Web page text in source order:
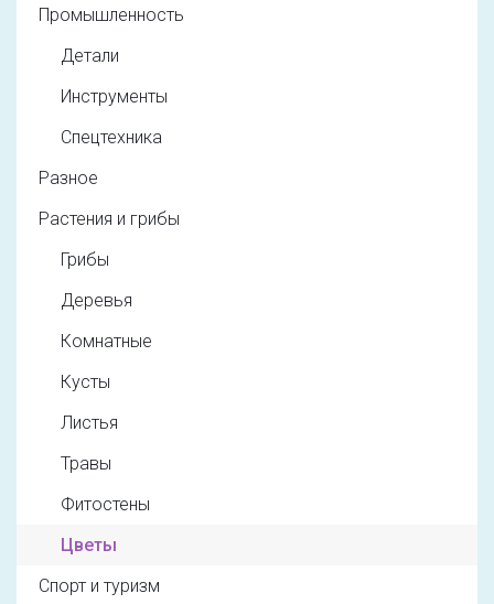
Промышленность
Детали
Инструменты
Спецтехника
Разное
Растения и грибы
Грибы
Деревья
Комнатные
Кусты
Листья
Травы
Фитостены
Цветы
Спорт и туризм